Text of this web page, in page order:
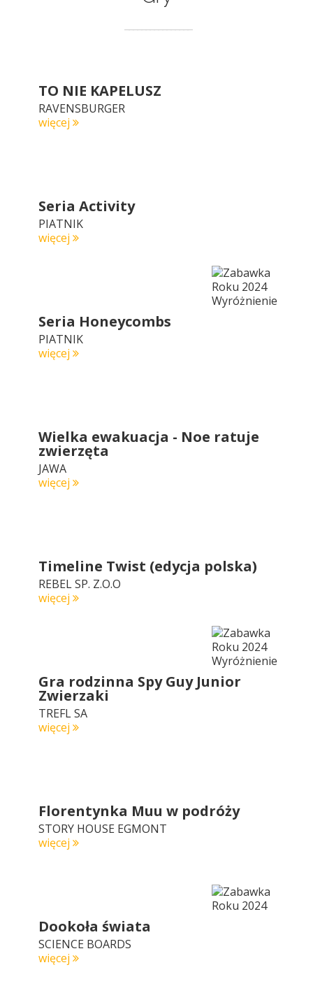
TO NIE KAPELUSZ
RAVENSBURGER
więcej
Seria Activity
PIATNIK
więcej
Seria Honeycombs
PIATNIK
więcej
Wielka ewakuacja - Noe ratuje
zwierzęta
JAWA
więcej
Timeline Twist (edycja polska)
REBEL SP. Z.O.O
więcej
Gra rodzinna Spy Guy Junior
Zwierzaki
TREFL SA
więcej
Florentynka Muu w podróży
STORY HOUSE EGMONT
więcej
Dookoła świata
SCIENCE BOARDS
więcej